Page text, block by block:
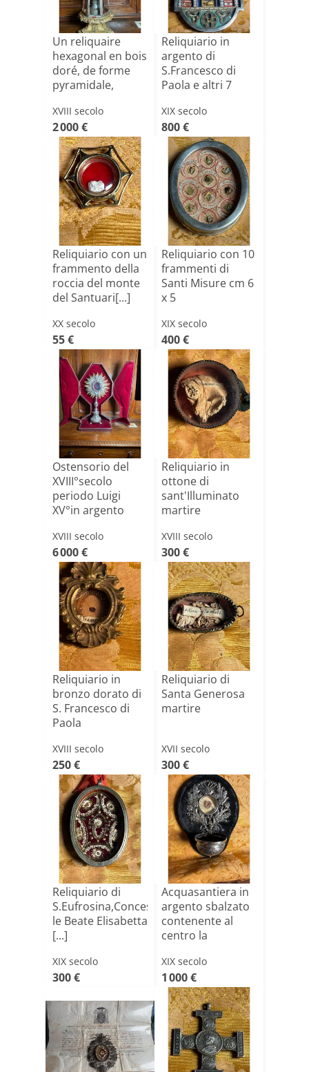
Un reliquaire
hexagonal en bois
doré, de forme
pyramidale,
XVIII secolo
2 000 €
Reliquiario in
argento di
S.Francesco di
Paola e altri 7
XIX secolo
800 €
Reliquiario con un
frammento della
roccia del monte
del Santuari[...]
XX secolo
55 €
Reliquiario con 10
frammenti di
Santi Misure cm 6
x 5
XIX secolo
400 €
Ostensorio del
XVIII°secolo
periodo Luigi
XV°in argento
XVIII secolo
6 000 €
Reliquiario in
ottone di
sant'Illuminato
martire
XVIII secolo
300 €
Reliquiario in
bronzo dorato di
S. Francesco di
Paola
XVIII secolo
250 €
Reliquiario di
Santa Generosa
martire
XVII secolo
300 €
Reliquiario di
S.Eufrosina,Concessa,Olimpiae
le Beate Elisabetta
[...]
XIX secolo
300 €
Acquasantiera in
argento sbalzato
contenente al
centro la
XIX secolo
1 000 €